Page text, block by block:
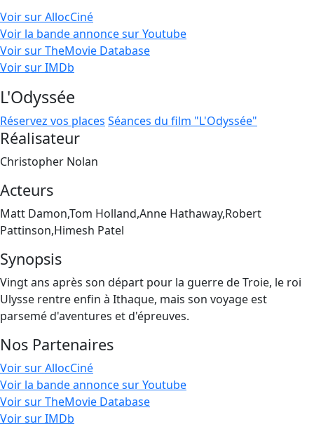
Voir sur AllocCiné
Voir la bande annonce sur Youtube
Voir sur TheMovie Database
Voir sur IMDb
L'Odyssée
Réservez vos places Séances du film "L'Odyssée"
Réalisateur
Christopher Nolan
Acteurs
Matt Damon,Tom Holland,Anne Hathaway,Robert
Pattinson,Himesh Patel
Synopsis
Vingt ans après son départ pour la guerre de Troie, le roi
Ulysse rentre enfin à Ithaque, mais son voyage est
parsemé d'aventures et d'épreuves.
Nos Partenaires
Voir sur AllocCiné
Voir la bande annonce sur Youtube
Voir sur TheMovie Database
Voir sur IMDb